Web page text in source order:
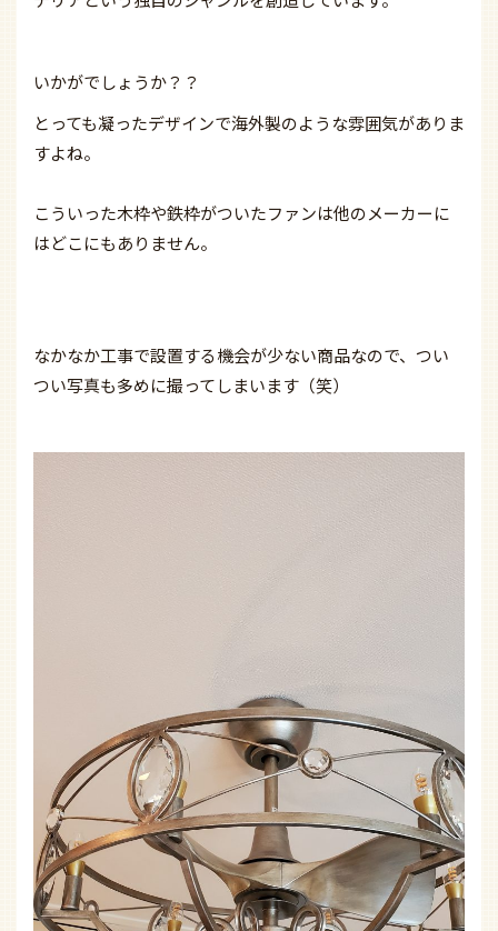
いかがでしょうか？？
とっても凝ったデザインで海外製のような雰囲気がありま
すよね。
こういった木枠や鉄枠がついたファンは他のメーカーに
はどこにもありません。
なかなか工事で設置する機会が少ない商品なので、つい
つい写真も多めに撮ってしまいます（笑）